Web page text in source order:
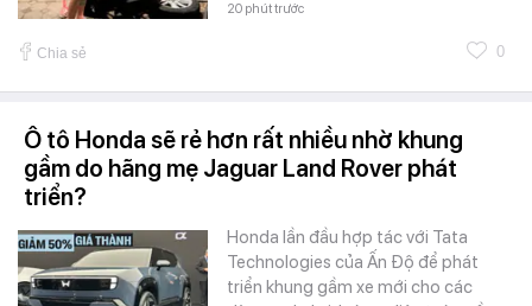
20 phút trước
Chia sẻ 0
Ô tô Honda sẽ rẻ hơn rất nhiều nhờ khung
gầm do hãng mẹ Jaguar Land Rover phát
triển?
Honda lần đầu hợp tác với Tata
Technologies của Ấn Độ để phát
triển khung gầm xe mới cho các